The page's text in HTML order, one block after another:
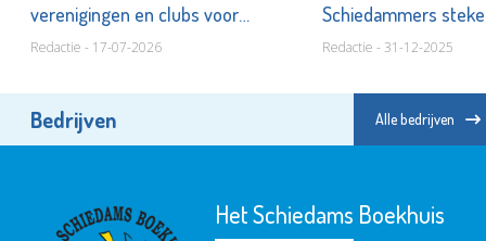
verenigingen en clubs voor
vuurwerk
Redactie - 17-07-2026
Schiedammers
Redactie - 31-12-2025
Bedrijven Alle bedrijven
Het Schiedams Boekhuis